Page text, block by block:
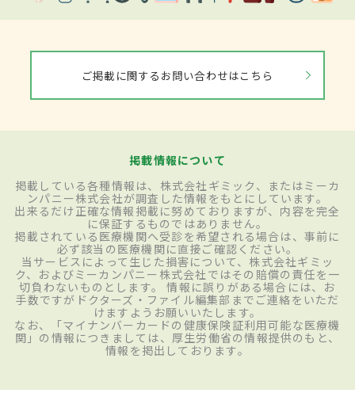
ご掲載に関するお問い合わせはこちら
掲載情報について
掲載している各種情報は、株式会社ギミック、またはミーカ
ンパニー株式会社が調査した情報をもとにしています。
出来るだけ正確な情報掲載に努めておりますが、内容を完全
に保証するものではありません。
掲載されている医療機関へ受診を希望される場合は、事前に
必ず該当の医療機関に直接ご確認ください。
当サービスによって生じた損害について、株式会社ギミッ
ク、およびミーカンパニー株式会社ではその賠償の責任を一
切負わないものとします。 情報に誤りがある場合には、お
手数ですがドクターズ・ファイル編集部までご連絡をいただ
けますようお願いいたします。
なお、「マイナンバーカードの健康保険証利用可能な医療機
関」の情報につきましては、厚生労働省の情報提供のもと、
情報を掲出しております。